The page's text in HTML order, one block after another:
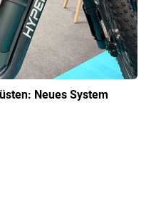
Neues System